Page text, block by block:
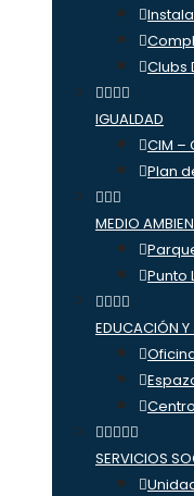
Clubs
IGUALDAD
CIM –
Plan
MEDIO
Punto
EDUCACIÓN Y
SERVICIOS